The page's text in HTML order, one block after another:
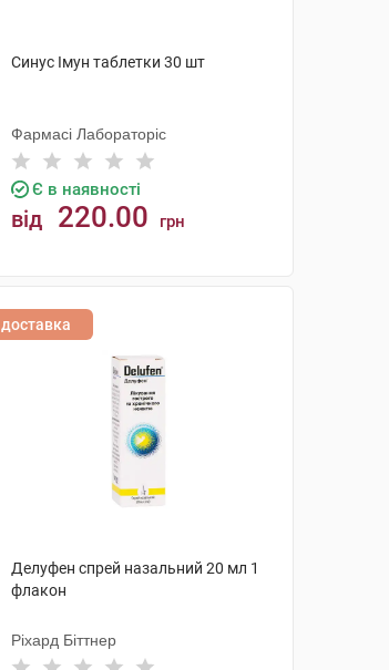
Синус Імун таблетки 30 шт
Фармасі Лабораторіс
Є в наявності
від 220.00 грн
доставка
Делуфен спрей назальний 20 мл 1
флакон
Ріхард Біттнер